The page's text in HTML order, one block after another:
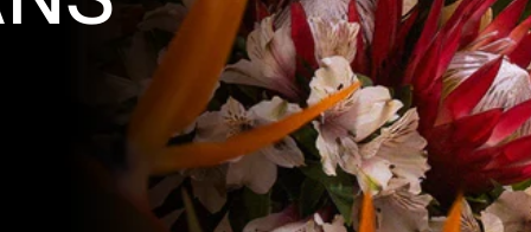
un exotisme de
une source de
et de sagesse. Le
trois fois dans le
pour lui la protection,
la chance. En 2022, il
Serpent, inspirée
légendes du monde
peuvent composer sans
et assumer publiquement
Portrait of a Lady, Carnal
Ravageur sont devenus des
références absolues de la
contemporaine. Le flacon suit
même philosophie : neutre,
minimaliste, conçu pour que
distraie du parfum et de son